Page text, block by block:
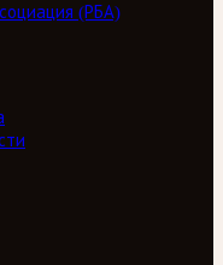
(РБА)